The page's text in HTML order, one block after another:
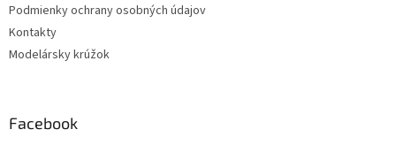
Podmienky ochrany osobných údajov
Kontakty
Modelársky krúžok
Facebook